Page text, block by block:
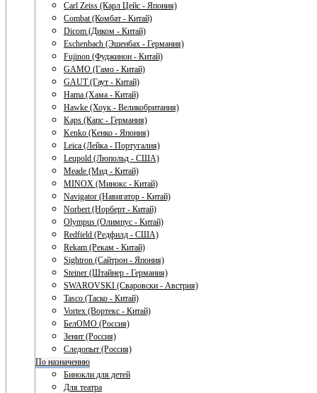
Carl Zeiss (Карл Цейс - Япония)
Combat (Комбат - Китай)
Dicom (Диком - Китай)
Eschenbach (Эшенбах - Германия)
Fujinon (Фуджинон - Китай)
GAMO (Гамо - Китай)
GAUT (Гаут - Китай)
Hama (Хама - Китай)
Hawke (Хоук - Великобритания)
Kaps (Капс - Германия)
Kenko (Кенко - Япония)
Leica (Лейка - Португалия)
Leupold (Люпольд - США)
Meade (Мид - Китай)
MINOX (Минокс - Китай)
Navigator (Навигатор - Китай)
Norbert (Норберт - Китай)
Olympus (Олимпус - Китай)
Redfield (Редфилд - США)
Rekam (Рекам - Китай)
Sightron (Сайтрон - Япония)
Steiner (Штайнер - Германия)
SWAROVSKI (Сваровски - Австрия)
Tasco (Таско - Китай)
Vortex (Вортекс - Китай)
БелОМО (Россия)
Зенит (Россия)
Следопыт (Россия)
По назначению
Бинокли для детей
Для театра